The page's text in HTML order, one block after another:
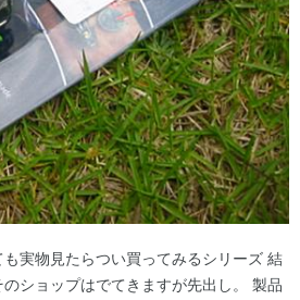
実物見たらつい買ってみるシリーズ 結
ショップはでてきますが先出し。 製品